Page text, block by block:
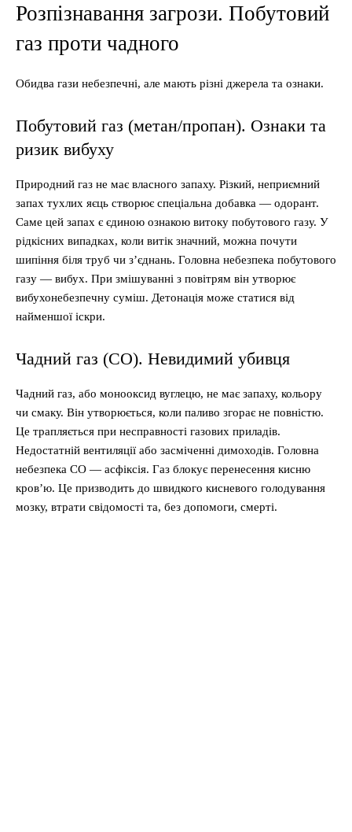
Розпізнавання загрози. Побутовий
газ проти чадного
Обидва гази небезпечні, але мають різні джерела та ознаки.
Побутовий газ (метан/пропан). Ознаки та
ризик вибуху
Природний газ не має власного запаху. Різкий, неприємний
запах тухлих яєць створює спеціальна добавка — одорант.
Саме цей запах є єдиною ознакою витоку побутового газу. У
рідкісних випадках, коли витік значний, можна почути
шипіння біля труб чи з’єднань. Головна небезпека побутового
газу — вибух. При змішуванні з повітрям він утворює
вибухонебезпечну суміш. Детонація може статися від
найменшої іскри.
Чадний газ (СО). Невидимий убивця
Чадний газ, або монооксид вуглецю, не має запаху, кольору
чи смаку. Він утворюється, коли паливо згорає не повністю.
Це трапляється при несправності газових приладів.
Недостатній вентиляції або засміченні димоходів. Головна
небезпека СО — асфіксія. Газ блокує перенесення кисню
кров’ю. Це призводить до швидкого кисневого голодування
мозку, втрати свідомості та, без допомоги, смерті.